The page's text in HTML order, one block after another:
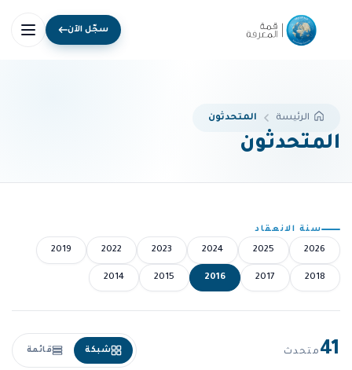
سجّل الآن
الرئيسة المتحدثون
المتحدثون
سنة الانعقاد
2026
2025
2024
2023
2022
2019
2018
2017
2016
2015
2014
41 متحدث شبكة قائمة